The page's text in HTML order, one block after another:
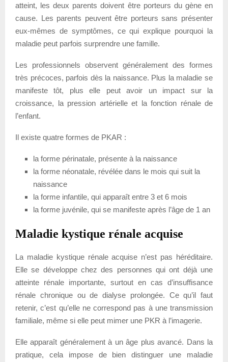
atteint, les deux parents doivent être porteurs du gène en
cause. Les parents peuvent être porteurs sans présenter
eux-mêmes de symptômes, ce qui explique pourquoi la
maladie peut parfois surprendre une famille.
Les professionnels observent généralement des formes
très précoces, parfois dès la naissance. Plus la maladie se
manifeste tôt, plus elle peut avoir un impact sur la
croissance, la pression artérielle et la fonction rénale de
l’enfant.
Il existe quatre formes de PKAR :
la forme périnatale, présente à la naissance
la forme néonatale, révélée dans le mois qui suit la
naissance
la forme infantile, qui apparaît entre 3 et 6 mois
la forme juvénile, qui se manifeste après l’âge de 1 an
Maladie kystique rénale acquise
La maladie kystique rénale acquise n’est pas héréditaire.
Elle se développe chez des personnes qui ont déjà une
atteinte rénale importante, surtout en cas d’insuffisance
rénale chronique ou de dialyse prolongée. Ce qu’il faut
retenir, c’est qu’elle ne correspond pas à une transmission
familiale, même si elle peut mimer une PKR à l’imagerie.
Elle apparaît généralement à un âge plus avancé. Dans la
pratique, cela impose de bien distinguer une maladie